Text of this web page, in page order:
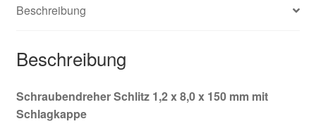
Schlagkappe
Beschreibung
Beschreibung
Schraubendreher Schlitz 1,2 x 8,0 x 150 mm mit
Schlagkappe